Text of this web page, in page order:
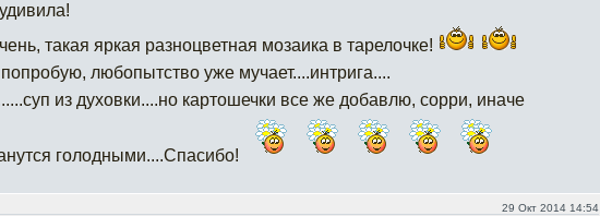
такая яркая разноцветная мозаика в тарелочке!
любопытство уже мучает....интрига....
из духовки....но картошечки все же добавлю, сорри, иначе
голодными....Спасибо!
29 Окт 2014 14:54